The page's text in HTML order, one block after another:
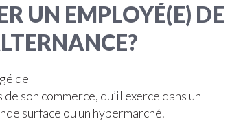
UN EMPLOYÉ(E) DE
de
son commerce, qu’il exerce dans un
surface ou un hypermarché.